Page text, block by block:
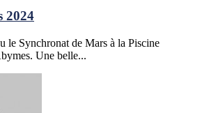
2024
le Synchronat de Mars à la Piscine
Une belle...